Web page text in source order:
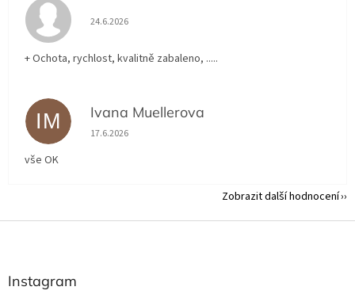
Hodnocení obchodu je 5 z 5 hvězdiček.
24.6.2026
+ Ochota, rychlost, kvalitně zabaleno, .....
IM Ivana Muellerova
Hodnocení obchodu je 5 z 5 hvězdiček.
17.6.2026
vše OK
Zobrazit další hodnocení
Z
Instagram